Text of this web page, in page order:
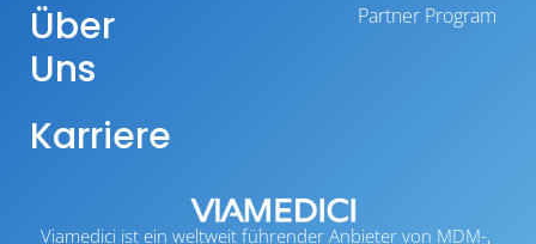
Viamedici ist ein weltweit führender Anbieter von MDM-,
Über
Uns
Karriere
Partner Program